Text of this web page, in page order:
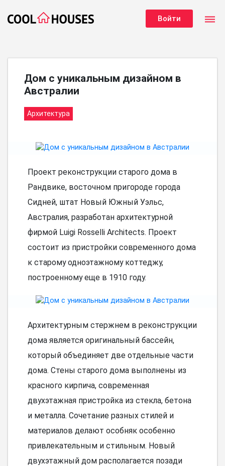
Войти dehaze
Дом с уникальным дизайном в
Австралии
Архитектура
Проект реконструкции старого дома в
Рандвике, восточном пригороде города
Сидней, штат Новый Южный Уэльс,
Австралия, разработан архитектурной
фирмой Luigi Rosselli Architects. Проект
состоит из пристройки современного дома
к старому одноэтажному коттеджу,
построенному еще в 1910 году.
Архитектурным стержнем в реконструкции
дома является оригинальный бассейн,
который объединяет две отдельные части
дома. Стены старого дома выполнены из
красного кирпича, современная
двухэтажная пристройка из стекла, бетона
и металла. Сочетание разных стилей и
материалов делают особняк особенно
привлекательным и стильным. Новый
двухэтажный дом располагается позади